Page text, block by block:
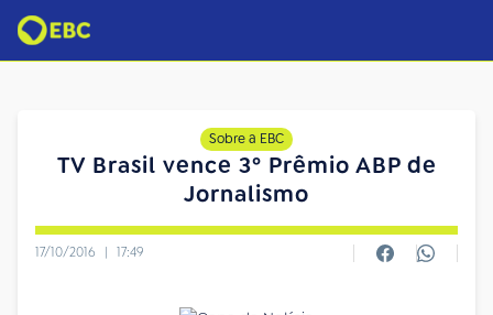
Sobre a EBC
TV Brasil vence 3º Prêmio ABP de
Jornalismo
17/10/2016 | 17:49